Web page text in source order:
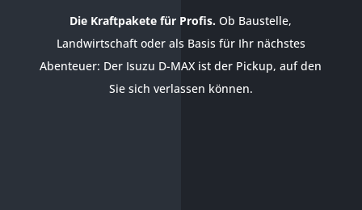
Die Kraftpakete für Profis. Ob Baustelle,
Landwirtschaft oder als Basis für Ihr nächstes
Abenteuer: Der Isuzu D-MAX ist der Pickup, auf den
Sie sich verlassen können.